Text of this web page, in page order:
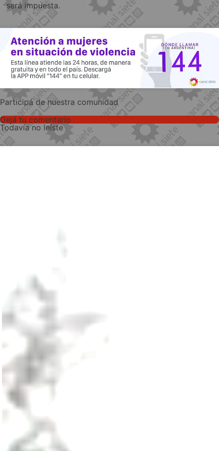
será impuesta.
Participá de nuestra comunidad
Dejá tu comentario
Todavía no leíste